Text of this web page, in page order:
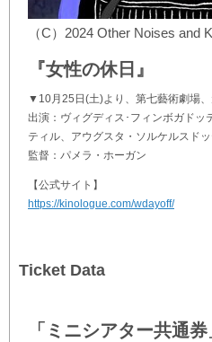
（C）2024 Other Noises and
『女性の休日』
▼10月25日(土)より、第七藝術劇場
出演：ヴィグディス･フィンボガドッ
ティル、アウグスタ・ソルケルスド
監督：パメラ・ホーガン
【公式サイト】
https://kinologue.com/wdayoff/
Ticket Data
「ミニシアター共通券